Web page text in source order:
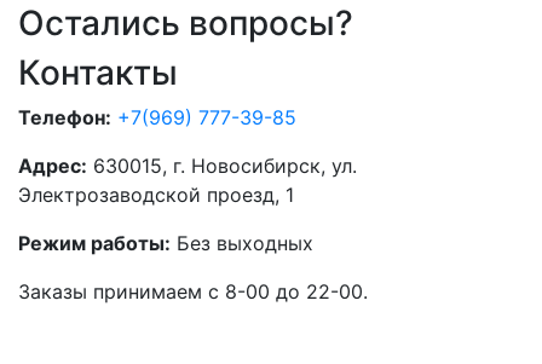
Остались вопросы?
Контакты
Телефон: +7(969) 777-39-85
Адрес: 630015, г. Новосибирск, ул.
Электрозаводской проезд, 1
Режим работы: Без выходных
Заказы принимаем с 8-00 до 22-00.